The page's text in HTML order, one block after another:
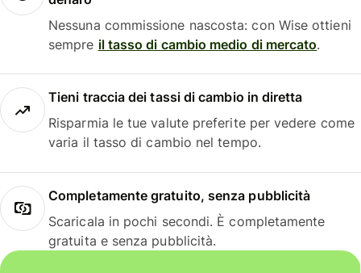
Nessuna commissione nascosta: con Wise ottieni
sempre il tasso di cambio medio di mercato.
Tieni traccia dei tassi di cambio in diretta
Risparmia le tue valute preferite per vedere come
varia il tasso di cambio nel tempo.
Completamente gratuito, senza pubblicità
Scaricala in pochi secondi. È completamente
gratuita e senza pubblicità.